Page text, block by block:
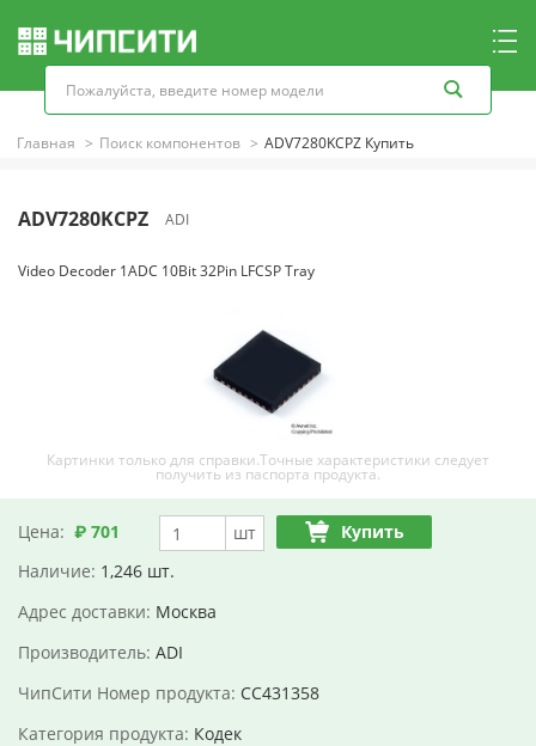
Главная Поиск компонентов ADV7280KCPZ Купить
ADV7280KCPZ ADI
Video Decoder 1ADC 10Bit 32Pin LFCSP Tray
Картинки только для справки.Точные характеристики следует
получить из паспорта продукта.
Цена: ₽ 701 шт
Купить
Наличие: 1,246 шт.
Адрес доставки: Москва
Производитель: ADI
ЧипСити Номер продукта: CC431358
Категория продукта: Кодек